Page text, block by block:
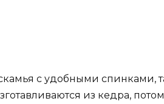
с удобными спинками,
из кедра,